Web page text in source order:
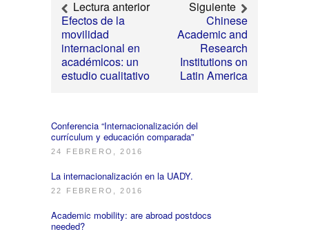
Lectura anterior
Efectos de la
movilidad
internacional en
académicos: un
estudio cualitativo
Siguiente
Chinese
Academic and
Research
Institutions on
Latin America
Conferencia “Internacionalización del
currículum y educación comparada”
24 FEBRERO, 2016
La internacionalización en la UADY.
22 FEBRERO, 2016
Academic mobility: are abroad postdocs
needed?